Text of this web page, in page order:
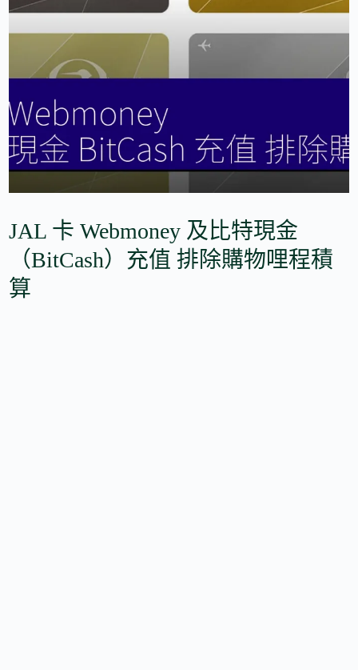
JAL 卡 Webmoney 及比特現金
（BitCash）充值 排除購物哩程積
算